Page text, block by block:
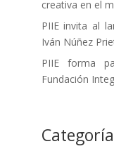
creativa en el
PIIE invita al
Iván Núñez
PIIE forma
Fundación